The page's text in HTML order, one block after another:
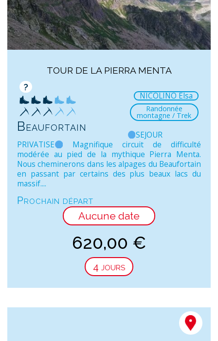
TOUR DE LA PIERRA MENTA
?
Beaufortain
NICOLINO Elsa
Randonnée
montagne / Trek
SEJOUR
PRIVATISE
Magnifique circuit de difficulté
modérée au pied de la mythique Pierra Menta.
Nous cheminerons dans les alpages du Beaufortain
en passant par certains des plus beaux lacs du
massif....
Prochain départ
Aucune date
620,00 €
4 jours